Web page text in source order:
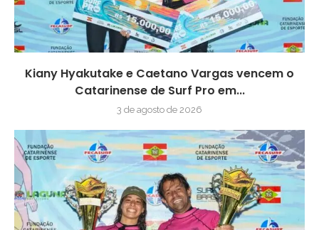
Kiany Hyakutake e Caetano Vargas vencem o
Catarinense de Surf Pro em...
3 de agosto de 2026